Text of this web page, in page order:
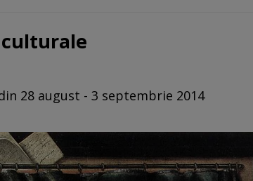
28 august - 3 septembrie 2014